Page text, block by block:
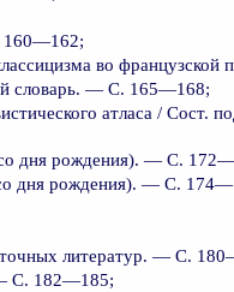
160—162;
во
словарь. — С. 165—168;
атласа /
дня рождения). — С.
дня рождения). — С.
литератур. — С.
С. 182—185;